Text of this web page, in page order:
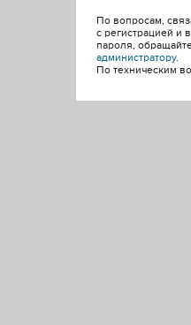
По вопросам,
с регистрацией и
пароля,
администратору.
По техническим